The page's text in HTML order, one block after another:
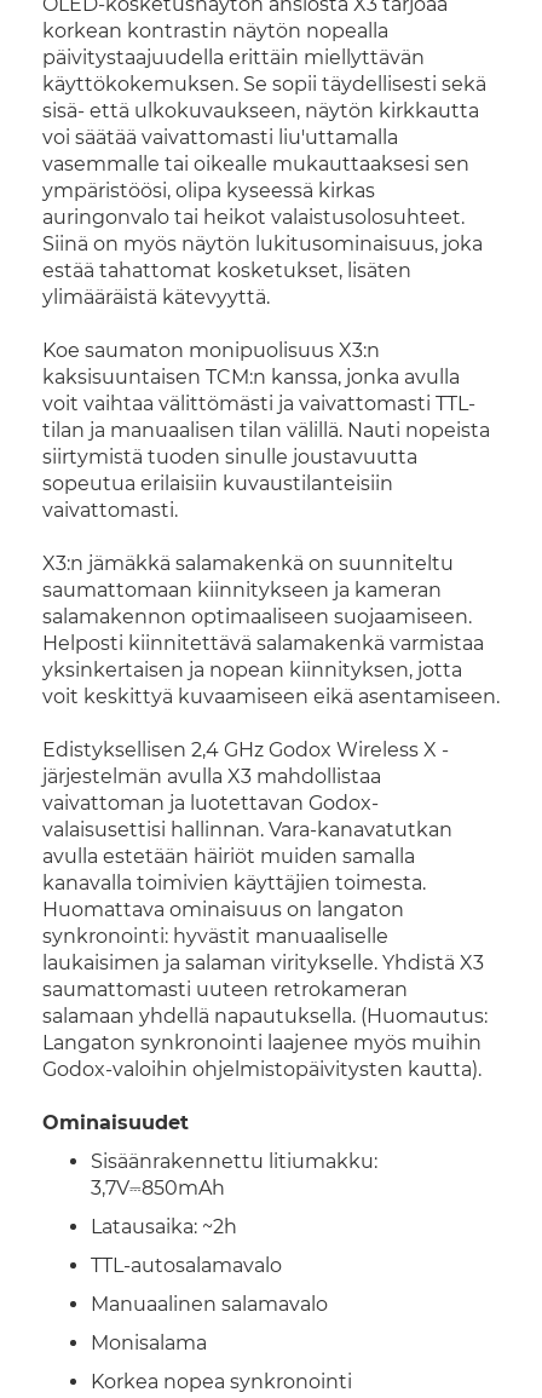
korkean kontrastin näytön nopealla
päivitystaajuudella erittäin miellyttävän
käyttökokemuksen. Se sopii täydellisesti sekä
sisä- että ulkokuvaukseen, näytön kirkkautta
voi säätää vaivattomasti liu'uttamalla
vasemmalle tai oikealle mukauttaaksesi sen
ympäristöösi, olipa kyseessä kirkas
auringonvalo tai heikot valaistusolosuhteet.
Siinä on myös näytön lukitusominaisuus, joka
estää tahattomat kosketukset, lisäten
ylimääräistä kätevyyttä.
Koe saumaton monipuolisuus X3:n
kaksisuuntaisen TCM:n kanssa, jonka avulla
voit vaihtaa välittömästi ja vaivattomasti TTL-
tilan ja manuaalisen tilan välillä. Nauti nopeista
siirtymistä tuoden sinulle joustavuutta
sopeutua erilaisiin kuvaustilanteisiin
vaivattomasti.
X3:n jämäkkä salamakenkä on suunniteltu
saumattomaan kiinnitykseen ja kameran
salamakennon optimaaliseen suojaamiseen.
Helposti kiinnitettävä salamakenkä varmistaa
yksinkertaisen ja nopean kiinnityksen, jotta
voit keskittyä kuvaamiseen eikä asentamiseen.
Edistyksellisen 2,4 GHz Godox Wireless X -
järjestelmän avulla X3 mahdollistaa
vaivattoman ja luotettavan Godox-
valaisusettisi hallinnan. Vara-kanavatutkan
avulla estetään häiriöt muiden samalla
kanavalla toimivien käyttäjien toimesta.
Huomattava ominaisuus on langaton
synkronointi: hyvästit manuaaliselle
laukaisimen ja salaman viritykselle. Yhdistä X3
saumattomasti uuteen retrokameran
salamaan yhdellä napautuksella. (Huomautus:
Langaton synkronointi laajenee myös muihin
Godox-valoihin ohjelmistopäivitysten kautta).
Ominaisuudet
Sisäänrakennettu litiumakku:
3,7V⎓850mAh
Latausaika: ~2h
TTL-autosalamavalo
Manuaalinen salamavalo
Monisalama
Korkea nopea synkronointi